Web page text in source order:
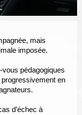
mais
imposée.
pédagogiques
en
d’échec à